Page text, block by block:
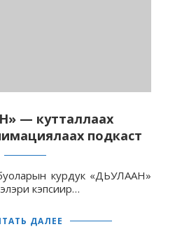
— кутталлаах
подкаст
курдук «ДЬУЛААН»
кэпсиир…
ДАЛЕЕ